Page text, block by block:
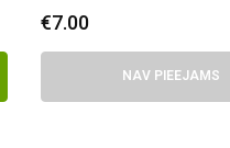
€7.00
NAV PIEEJAMS